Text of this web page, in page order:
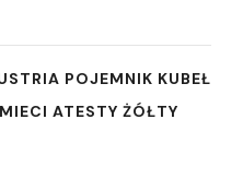
POJEMNIK KUBEŁ
ATESTY ŻÓŁTY